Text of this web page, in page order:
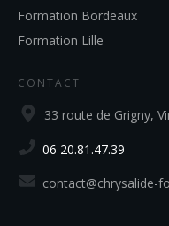
Formation Bordeaux
Formation Lille
CONTACT
33 route de Grigny,
06 20.81.47.39
contact@chrysalide-